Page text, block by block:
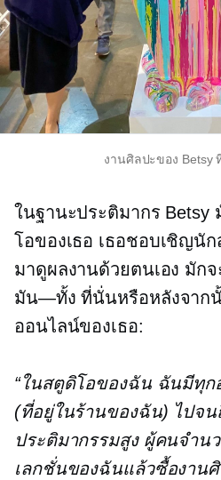
งานศิลปะของ Betsy
ในฐานะประติมากร Betsy
โอของเธอ เธอชอบเชิญนั
มาดูผลงานด้วยตนเอง มัก
มัน—ทั้ง ที่นั่นหรือหลังจาก
ออนไลน์ของเธอ:
“ในสตูดิโอของฉัน ฉันมีทุก
(ที่อยู่ในร้านของฉัน) ไปจน
ประติมากรรมสูง ผู้คนจำน
เลกชั่นของฉันแล้วซื้องาน